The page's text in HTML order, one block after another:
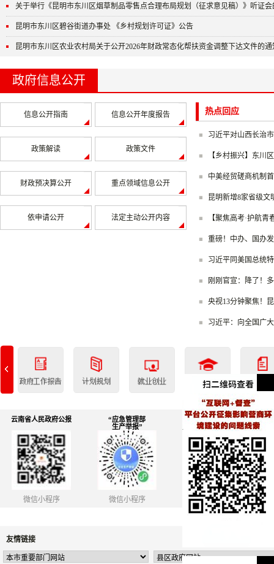
关于举行《昆明市东川区烟草制品零售点合理布局规划（征求意见稿）》听证
昆明市东川区碧谷街道办事处 《乡村规划许可证》公告
昆明市东川区农业农村局关于公开2026年财政常态化帮扶资金调整下达文件的
政府信息公开
信息公开指南 信息公开年度报告
政策解读 政策文件
财政预决算公开 重点领域信息公开
依申请公开 法定主动公开内容
热点回应
习近平对山西长治
【乡村振兴】东川
中美经贸磋商机制
昆明新增8家省级文
【聚焦高考·护航
重磅！中办、国办
习近平同美国总统
刚刚官宣：降了！
央视13分钟聚焦！
习近平：向全国广
云南省人民政府公报
微信小程序
“应急管理部
生产举报”
微信小程序
履行教育职责社会
满意度调查问卷
调查二维码
友情链接